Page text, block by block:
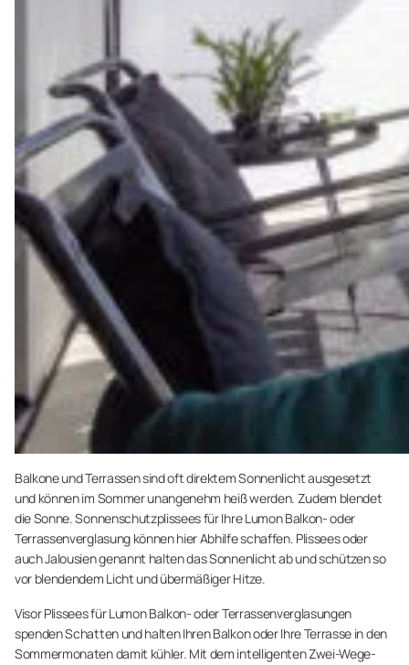
Balkone und Terrassen sind oft direktem Sonnenlicht ausgesetzt
und können im Sommer unangenehm heiß werden. Zudem blendet
die Sonne. Sonnenschutzplissees für Ihre Lumon Balkon- oder
Terrassenverglasung können hier Abhilfe schaffen. Plissees oder
auch Jalousien genannt halten das Sonnenlicht ab und schützen so
vor blendendem Licht und übermäßiger Hitze.
Visor Plissees für Lumon Balkon- oder Terrassenverglasungen
spenden Schatten und halten Ihren Balkon oder Ihre Terrasse in den
Sommermonaten damit kühler. Mit dem intelligenten Zwei-Wege-